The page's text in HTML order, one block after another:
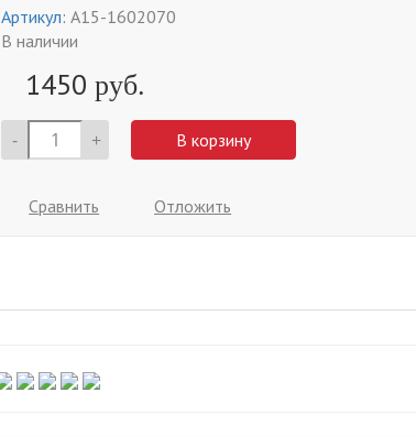
Артикул: A15-1602070
В наличии
1450 руб.
- + В корзину
Сравнить Отложить